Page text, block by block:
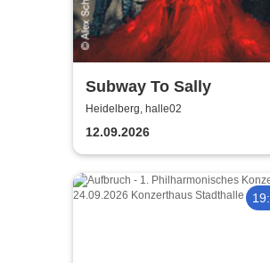
Subway To Sally
Heidelberg, halle02
12.09.2026